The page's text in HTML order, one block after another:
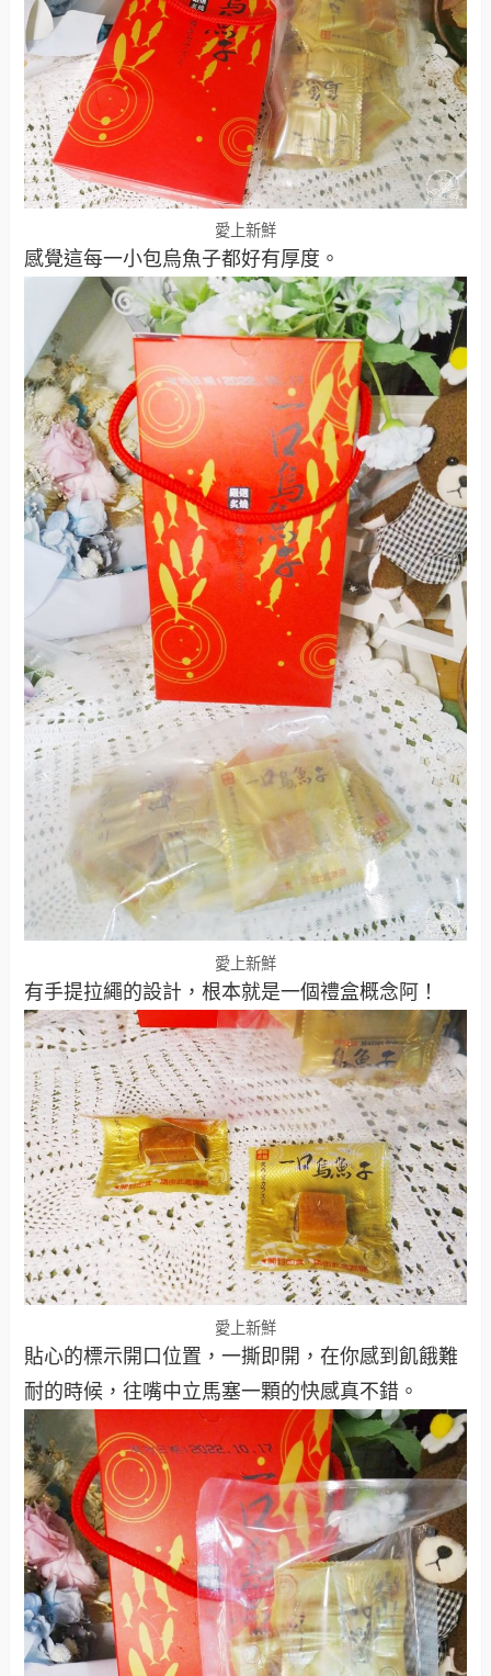
愛上新鮮
感覺這每一小包烏魚子都好有厚度。
愛上新鮮
有手提拉繩的設計，根本就是一個禮盒概念阿！
愛上新鮮
貼心的標示開口位置，一撕即開，在你感到飢餓難
耐的時候，往嘴中立馬塞一顆的快感真不錯。